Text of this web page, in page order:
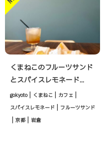
くまねこのフルーツサンド
とスパイスレモネード...
gokyoto | くまねこ | カフェ |
スパイスレモネード | フルーツサンド
| 京都 | 岩倉